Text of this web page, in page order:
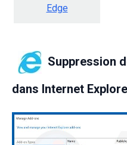
Edge
Suppression
dans Internet